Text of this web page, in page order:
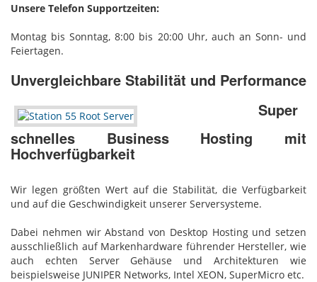
Unsere Telefon Supportzeiten:
Montag bis Sonntag, 8:00 bis 20:00 Uhr, auch an Sonn- und
Feiertagen.
Unvergleichbare Stabilität und Performance
Super
schnelles Business Hosting mit
Hochverfügbarkeit
Wir legen größten Wert auf die Stabilität, die Verfügbarkeit
und auf die Geschwindigkeit unserer Serversysteme.
Dabei nehmen wir Abstand von Desktop Hosting und setzen
ausschließlich auf Markenhardware führender Hersteller, wie
auch echten Server Gehäuse und Architekturen wie
beispielsweise JUNIPER Networks, Intel XEON, SuperMicro etc.